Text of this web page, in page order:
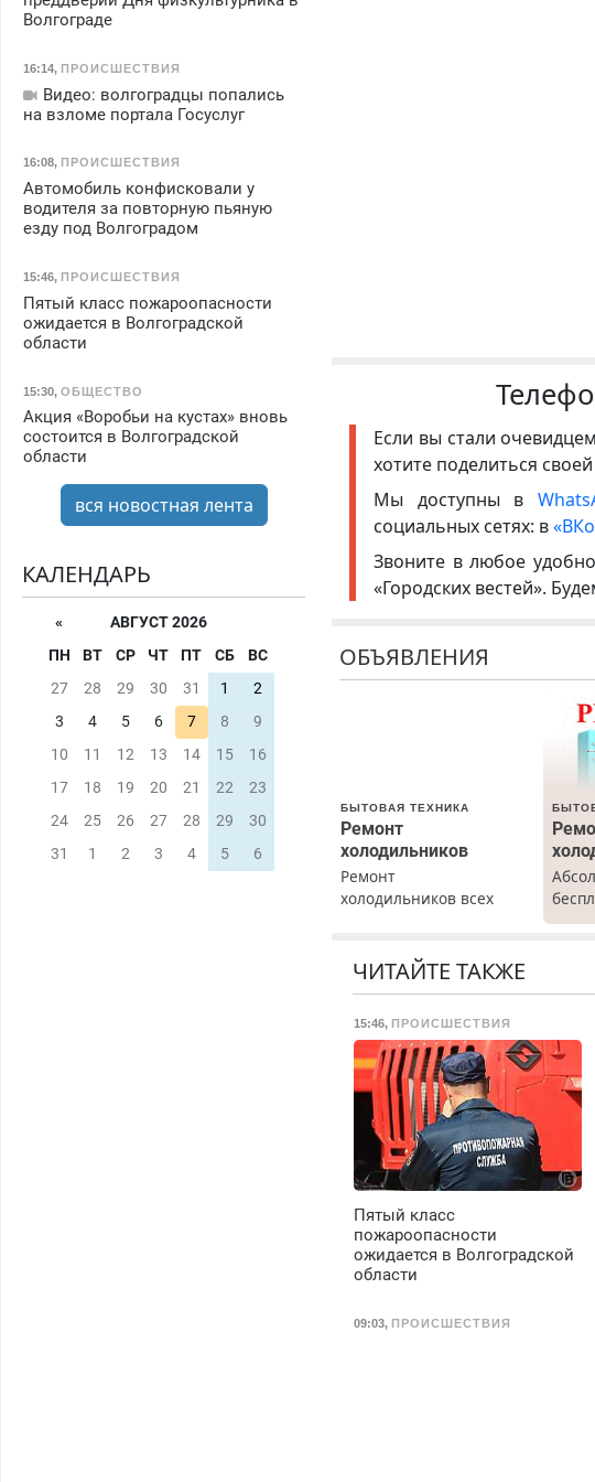
Если вы стали
хотите поделиться
Мы доступны в
социальных сетях: в
Звоните в любое
«Городских вестей».
ОБЪЯВЛЕНИЯ
БЫТОВАЯ ТЕХНИКА
Ремонт
холодильников
Ремонт
холодильников всех
резины. Качественно.
Недорого. Без
районы. Скидка.
Вызов бесплатный.
ЧИТАЙТЕ ТАКЖЕ
15:46, ПРОИСШЕСТВИЯ
Пятый класс
пожароопасности
ожидается в Волгоградской
области
09:03, ПРОИСШЕСТВИЯ
Волгограде
16:14, ПРОИСШЕСТВИЯ
Видео: волгоградцы попались
на взломе портала Госуслуг
16:08, ПРОИСШЕСТВИЯ
Автомобиль конфисковали у
водителя за повторную пьяную
езду под Волгоградом
15:46, ПРОИСШЕСТВИЯ
Пятый класс пожароопасности
ожидается в Волгоградской
области
15:30, ОБЩЕСТВО
Акция «Воробьи на кустах» вновь
состоится в Волгоградской
области
вся новостная лента
КАЛЕНДАРЬ
«
АВГУСТ 2026
ПН
ВТ СР ЧТ ПТ СБ
ВС
27
28 29 30 31 1
2
3
4 5 6 7 8
9
10
11 12 13 14 15
16
17
18 19 20 21 22
23
24
25 26 27 28 29
30
31
1 2 3 4 5 6